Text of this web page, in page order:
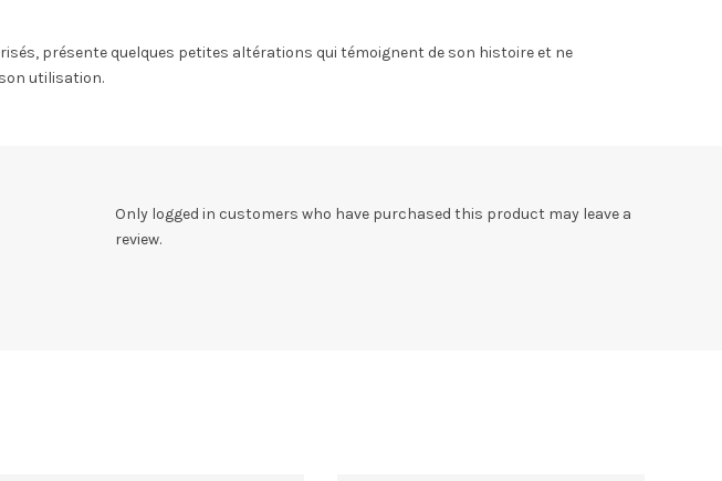
présente quelques petites altérations qui témoignent de son histoire et ne
utilisation.
Only logged in customers who have purchased this product may leave a
review.